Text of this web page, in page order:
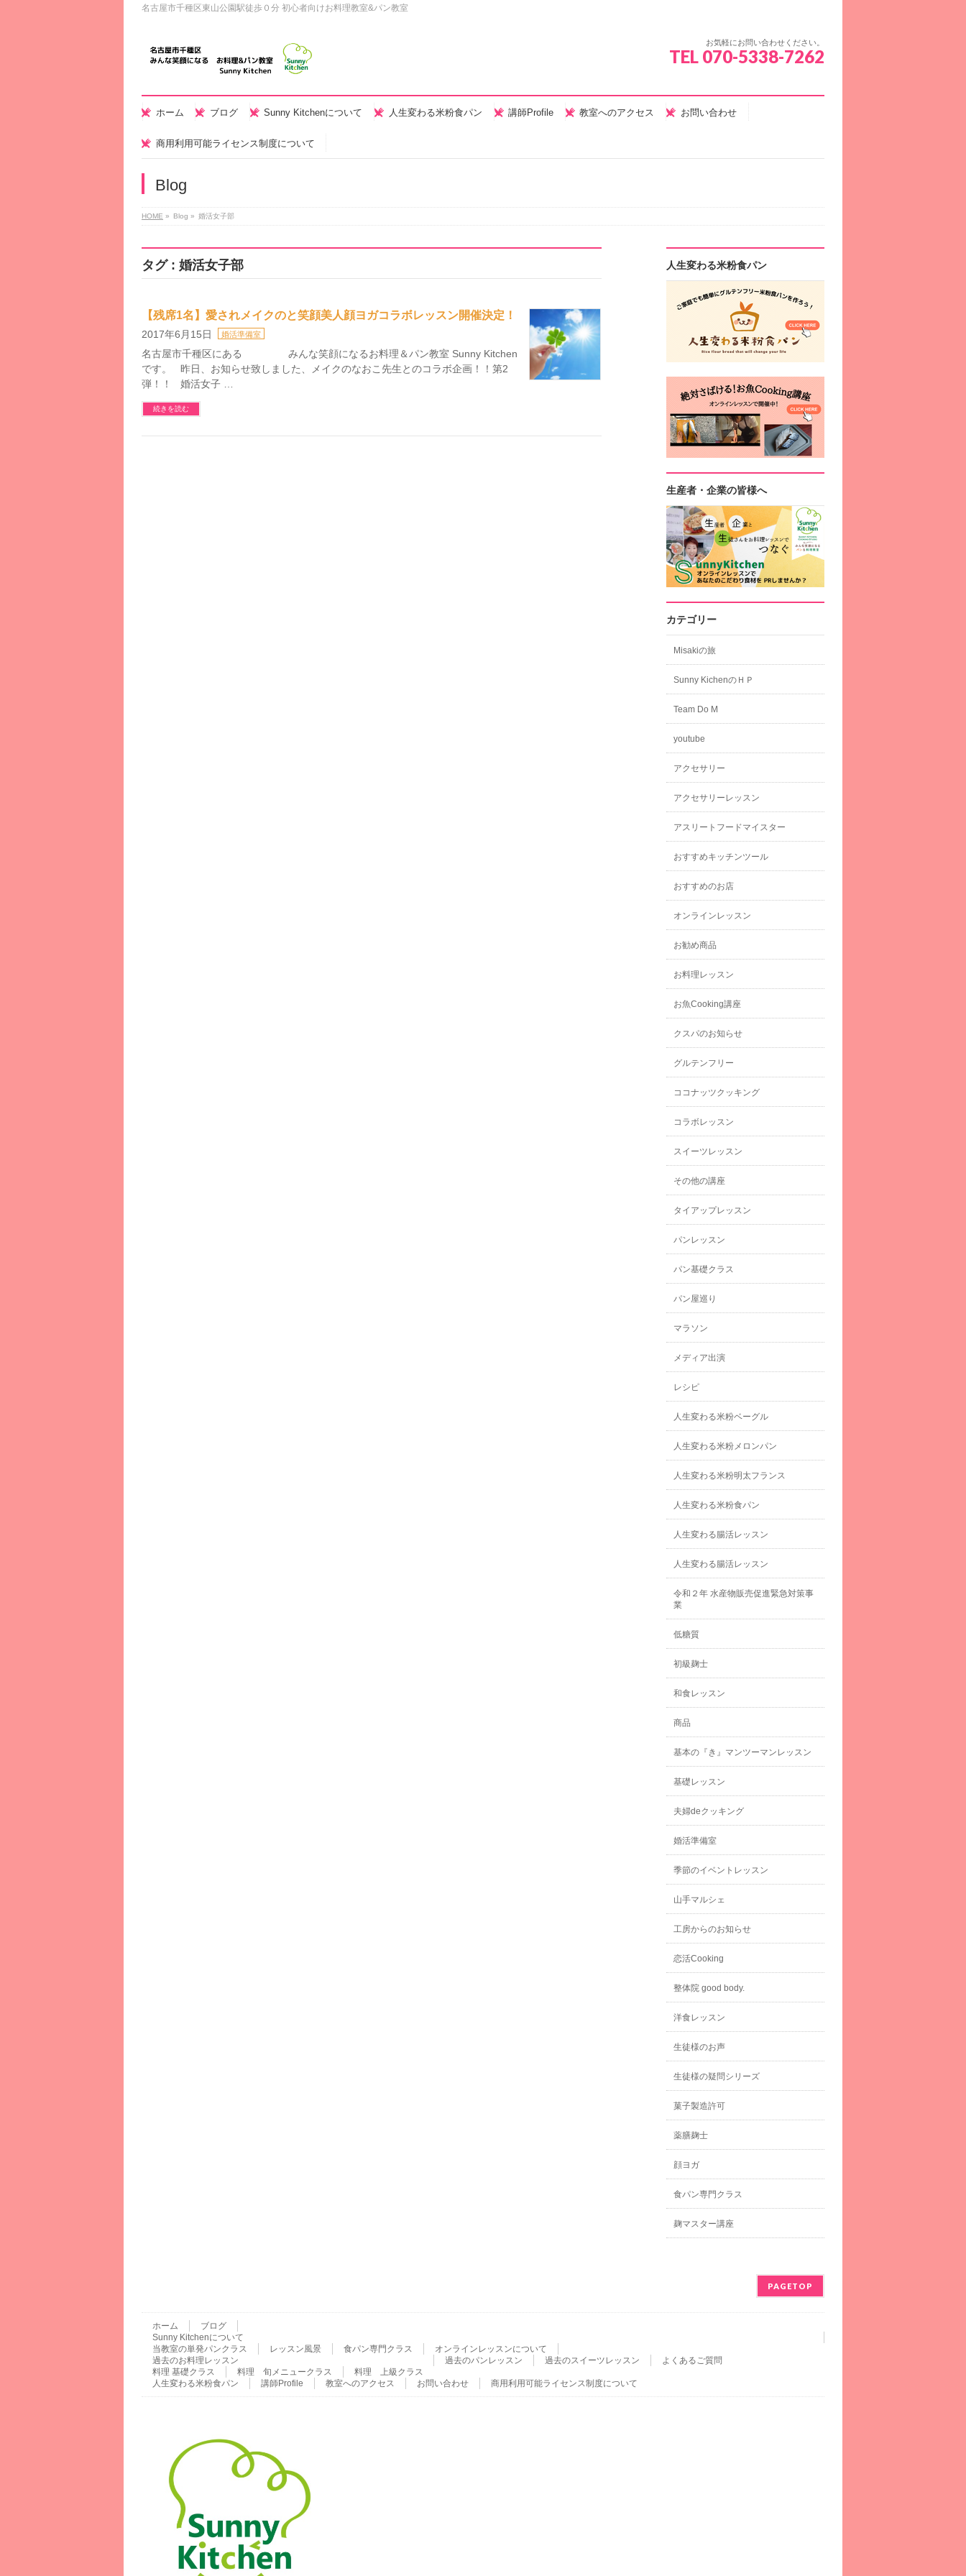
名古屋市千種区東山公園駅徒歩０分 初心者向けお料理教室&パン教室
お気軽にお問い合わせください。
TEL 070-5338-7262
ホーム ブログ Sunny Kitchenについて 人生変わる米粉食パン 講師Profile 教室へのアクセス お問い合わせ
商用利用可能ライセンス制度について
Blog
HOME » Blog » 婚活女子部
タグ : 婚活女子部
【残席1名】愛されメイクのと笑顔美人顔ヨガコラボレッスン開催決定！
2017年6月15日 婚活準備室
名古屋市千種区にある みんな笑顔になるお料理＆パン教室 Sunny Kitchen
です。 昨日、お知らせ致しました、メイクのなおこ先生とのコラボ企画！！第2
弾！！ 婚活女子 …
続きを読む
人生変わる米粉食パン
生産者・企業の皆様へ
カテゴリー
Misakiの旅
Sunny KichenのＨＰ
Team Do M
youtube
アクセサリー
アクセサリーレッスン
アスリートフードマイスター
おすすめキッチンツール
おすすめのお店
オンラインレッスン
お勧め商品
お料理レッスン
お魚Cooking講座
クスパのお知らせ
グルテンフリー
ココナッツクッキング
コラボレッスン
スイーツレッスン
その他の講座
タイアップレッスン
パンレッスン
パン基礎クラス
パン屋巡り
マラソン
メディア出演
レシピ
人生変わる米粉ベーグル
人生変わる米粉メロンパン
人生変わる米粉明太フランス
人生変わる米粉食パン
人生変わる腸活レッスン
人生変わる腸活レッスン
令和２年 水産物販売促進緊急対策事
業
低糖質
初級麹士
和食レッスン
商品
基本の『き』マンツーマンレッスン
基礎レッスン
夫婦deクッキング
婚活準備室
季節のイベントレッスン
山手マルシェ
工房からのお知らせ
恋活Cooking
整体院 good body.
洋食レッスン
生徒様のお声
生徒様の疑問シリーズ
菓子製造許可
薬膳麹士
顔ヨガ
食パン専門クラス
麹マスター講座
PAGETOP
ホーム
ブログ
Sunny Kitchenについて
当教室の単発パンクラス
レッスン風景 食パン専門クラス
オンラインレッスンについて
過去のお料理レッスン
料理 基礎クラス
料理 旬メニュークラス 料理 上級クラス
過去のパンレッスン 過去のスイーツレッスン よくあるご質問
人生変わる米粉食パン 講師Profile 教室へのアクセス お問い合わせ 商用利用可能ライセンス制度について